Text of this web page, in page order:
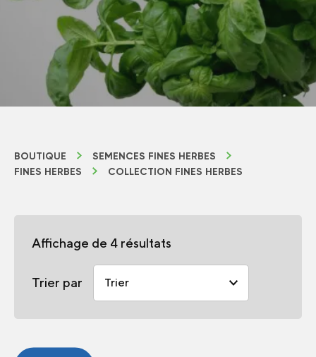
BOUTIQUE
SEMENCES FINES HERBES
FINES HERBES
COLLECTION FINES HERBES
Affichage de 4 résultats
Trier par